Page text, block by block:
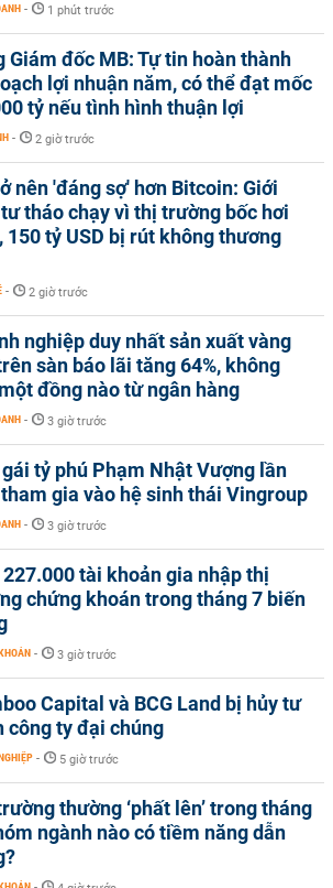
- 1 phút trước
Giám đốc MB: Tự tin hoàn thành
lợi nhuận năm, có thể đạt mốc
tỷ nếu tình hình thuận lợi
- 2 giờ trước
nên 'đáng sợ' hơn Bitcoin: Giới
tháo chạy vì thị trường bốc hơi
150 tỷ USD bị rút không thương
- 2 giờ trước
nghiệp duy nhất sản xuất vàng
sàn báo lãi tăng 64%, không
đồng nào từ ngân hàng
- 3 giờ trước
tỷ phú Phạm Nhật Vượng lần
gia vào hệ sinh thái Vingroup
- 3 giờ trước
227.000 tài khoản gia nhập thị
chứng khoán trong tháng 7 biến
- 3 giờ trước
Capital và BCG Land bị hủy tư
công ty đại chúng
- 5 giờ trước
thường ‘phất lên’ trong tháng
ngành nào có tiềm năng dẫn